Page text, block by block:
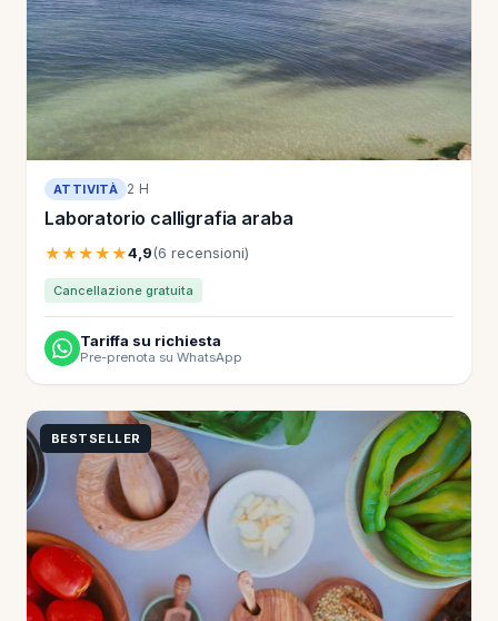
ATTIVITÀ 2 H
Laboratorio calligrafia araba
★★★★★4,9(6 recensioni)
Cancellazione gratuita
Tariffa su richiesta
Pre-prenota su WhatsApp
BESTSELLER